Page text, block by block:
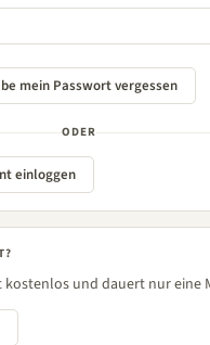
ODER
einloggen
kostenlos und dauert nur eine